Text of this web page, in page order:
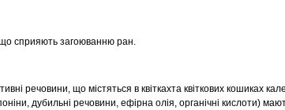
сприяють загоюванню ран.
речовини, що містяться в квіткахта квіткових кошиках
дубильні речовини, ефірна олія, органічні кислоти)